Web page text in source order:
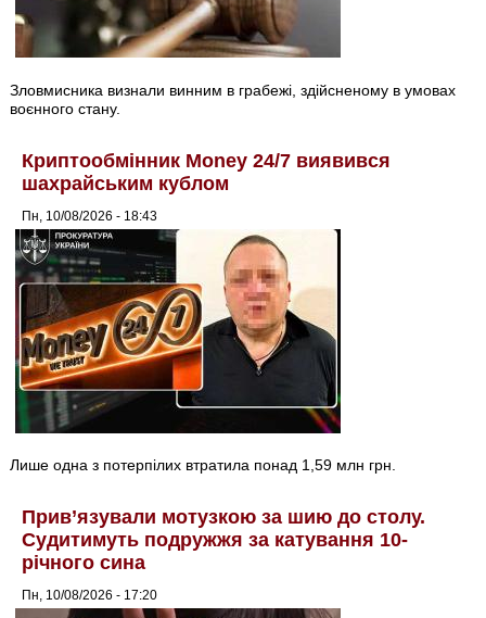
Зловмисника визнали винним в грабежі, здійсненому в умовах
воєнного стану.
Криптообмінник Money 24/7 виявився
шахрайським кублом
Пн, 10/08/2026 - 18:43
Лише одна з потерпілих втратила понад 1,59 млн грн.
Прив’язували мотузкою за шию до столу.
Судитимуть подружжя за катування 10-
річного сина
Пн, 10/08/2026 - 17:20